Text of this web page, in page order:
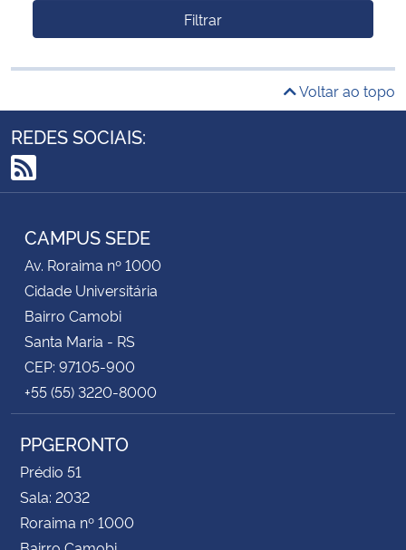
Filtrar
Voltar ao topo
REDES SOCIAIS:
RSS
CAMPUS SEDE
Av. Roraima nº 1000
Cidade Universitária
Bairro Camobi
Santa Maria - RS
CEP: 97105-900
+55 (55) 3220-8000
PPGERONTO
Prédio 51
Sala: 2032
Roraima nº 1000